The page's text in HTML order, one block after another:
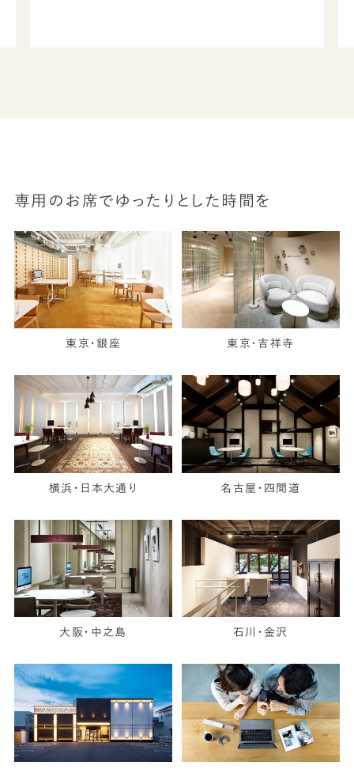
専用のお席でゆったりとした時間を
東京・銀座 東京・吉祥寺
横浜・日本大通り 名古屋・四間道
大阪・中之島 石川・金沢